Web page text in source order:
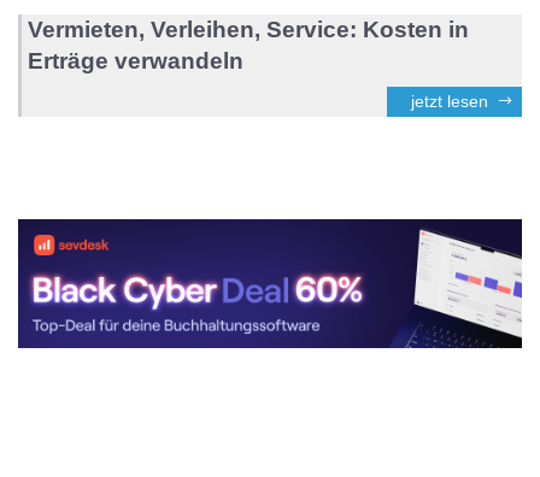
Vermieten, Verleihen, Service: Kosten in
Erträge verwandeln
jetzt lesen